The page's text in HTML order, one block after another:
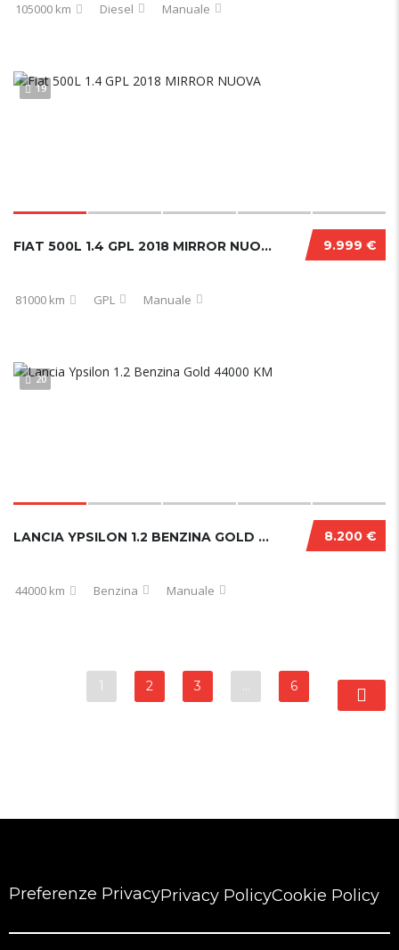
105000 km Diesel Manuale
19
9.999 €
FIAT 500L 1.4 GPL 2018 MIRROR NUOVA
81000 km GPL Manuale
20
8.200 €
LANCIA YPSILON 1.2 BENZINA GOLD 44000 KM
44000 km Benzina Manuale
1 2 3 … 6
Preferenze PrivacyPrivacy PolicyCookie Policy